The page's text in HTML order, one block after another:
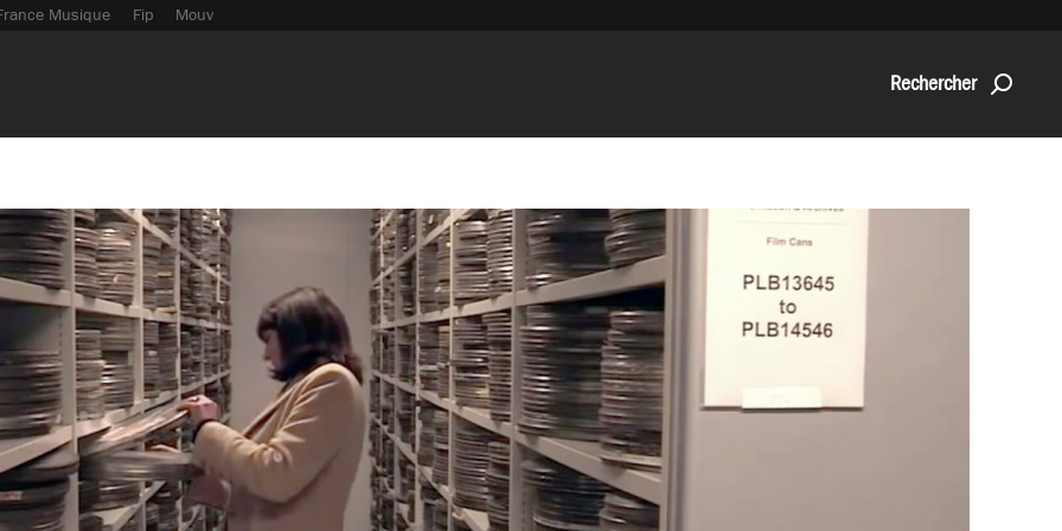
Musique Fip Mouv
Rechercher